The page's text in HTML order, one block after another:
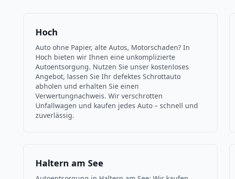
Hoch
Auto ohne Papier, alte Autos, Motorschaden? In
Hoch bieten wir Ihnen eine unkomplizierte
Autoentsorgung. Nutzen Sie unser kostenloses
Angebot, lassen Sie Ihr defektes Schrottauto
abholen und erhalten Sie einen
Verwertungnachweis. Wir verschrotten
Unfallwagen und kaufen jedes Auto – schnell und
zuverlässig.
Haltern am See